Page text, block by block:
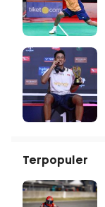
Terpopuler